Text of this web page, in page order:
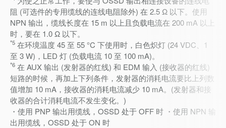
阻 (可选件的专用缆线的连线电阻除外) 在 2.5 Ω 以下。使用
NPN 输出，缆线长度在 15 m 以上且负载电流在 200 mA 以上
时，要在 1.0 Ω 以下。
*5 在环境温度 45 至 55 °C 下使用时，白色炽灯 (24 VDC、1
至 3 W)，LED 灯 (负载电流 10 至 100 mA)。
*6 在 AUX 输出 (发射器的红线) 和 EDM 输入 (接收器的红线)
短路的时候，再加上下列条件，发射器的消耗电流要比上列数
值增加 10 mA，接收器的消耗电流减少 10 mA。(发射器和接
收器的合计消耗电流不发生变化。)
・使用 PNP 输出用缆线，OSSD 处于 OFF 时 ・使用 NPN 输
出用缆线，OSSD 处于 ON 时